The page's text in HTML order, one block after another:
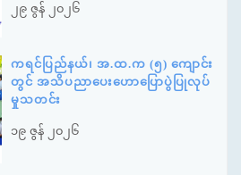
၂၉ ဇွန် ၂၀၂၆
ကရင်ပြည်နယ်၊ အ.ထ.က (၅) ကျောင်း
တွင် အသိပညာပေးဟောပြောပွဲပြုလုပ်
မှုသတင်း
၁၉ ဇွန် ၂၀၂၆